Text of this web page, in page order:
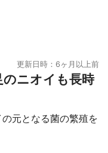
更新日時：6ヶ月以上前
ニオイも長時
元となる菌の繁殖を